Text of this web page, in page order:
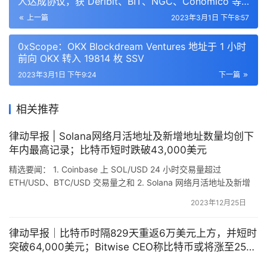
支持上一篇 2023年3月1日 下午8:57
0xScope：OKX Blockdream Ventures 地址于 1 小时
前向 OKX 转入 19814 枚 SSV
下一篇
2023年3月1日 下午9:24
相关推荐
律动早报 | Solana网络月活地址及新增地址数量均创下
年内最高记录；比特币短时跌破43,000美元
精选要闻： 1. Coinbase 上 SOL/USD 24 小时交易量超过
ETH/USD、BTC/USD 交易量之和 2. Solana 网络月活地址及新增
情，MOVR 24 小时涨超 124% 4. 比特币减半时间预计为 2024 年
2023年12月25日
律动早报｜比特币时隔829天重返6万美元上方，并短时
突破64,000美元；Bitwise CEO称比特币或将涨至25万